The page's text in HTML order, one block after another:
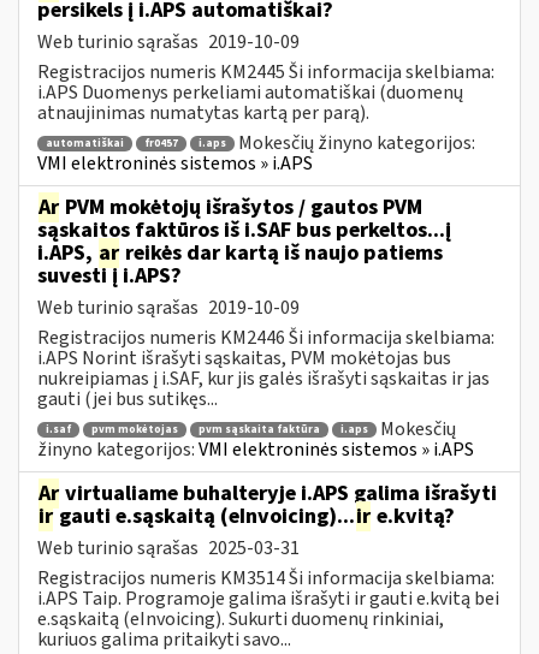
persikels į i.APS automatiškai?
Web turinio sąrašas 2019-10-09
Registracijos numeris KM2445 Ši informacija skelbiama:
i.APS Duomenys perkeliami automatiškai (duomenų
atnaujinimas numatytas kartą per parą).
automatiškai fr0457 i.aps
Mokesčių žinyno kategorijos:
VMI elektroninės sistemos » i.APS
Ar PVM mokėtojų išrašytos / gautos PVM
sąskaitos faktūros iš i.SAF bus perkeltos...į
i.APS, ar reikės dar kartą iš naujo patiems
suvesti į i.APS?
Web turinio sąrašas 2019-10-09
Registracijos numeris KM2446 Ši informacija skelbiama:
i.APS Norint išrašyti sąskaitas, PVM mokėtojas bus
nukreipiamas į i.SAF, kur jis galės išrašyti sąskaitas ir jas
gauti (jei bus sutikęs...
i.saf pvm mokėtojas pvm sąskaita faktūra i.aps
Mokesčių
žinyno kategorijos:VMI elektroninės sistemos » i.APS
Ar virtualiame buhalteryje i.APS galima išrašyti
irgauti e.sąskaitą (eInvoicing)...ir e.kvitą?
Web turinio sąrašas 2025-03-31
Registracijos numeris KM3514 Ši informacija skelbiama:
i.APS Taip. Programoje galima išrašyti ir gauti e.kvitą bei
e.sąskaitą (eInvoicing). Sukurti duomenų rinkiniai,
kuriuos galima pritaikyti savo...